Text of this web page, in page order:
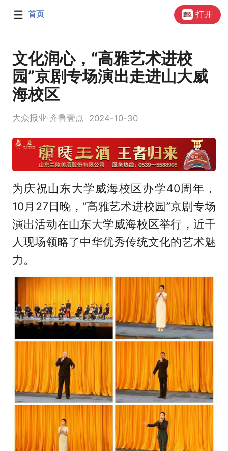
首页 打开
文化润心，“高雅艺术进校
园”京剧专场演出走进山大威
海校区
大众报业·齐鲁壹点 2024-10-30
为庆祝山东大学威海校区办学40周年，
10月27日晚，“高雅艺术进校园”京剧专场
演出活动在山东大学威海校区举行，近千
人现场领略了中华优秀传统文化的艺术魅
力。